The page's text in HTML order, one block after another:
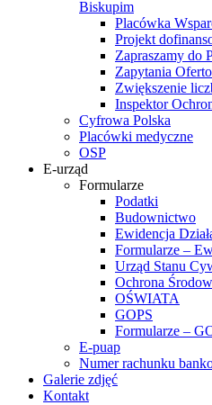
Biskupim
Placówka
Projekt
Zapraszamy do
Zapytania
Zwiększenie
Inspektor
Cyfrowa Polska
Placówki medyczne
OSP
E-urząd
Formularze
Podatki
Budownictwo
Ewidencja
Formularze –
Urząd Stanu
Ochrona
OŚWIATA
GOPS
Formularze –
E-puap
Numer rachunku
Galerie zdjęć
Kontakt